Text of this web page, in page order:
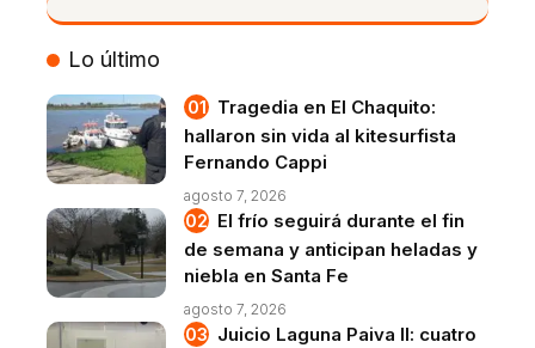
VIVO
Lo último
Tragedia en El Chaquito:
hallaron sin vida al kitesurfista
Fernando Cappi
agosto 7, 2026
El frío seguirá durante el fin
de semana y anticipan heladas y
niebla en Santa Fe
agosto 7, 2026
Juicio Laguna Paiva II: cuatro